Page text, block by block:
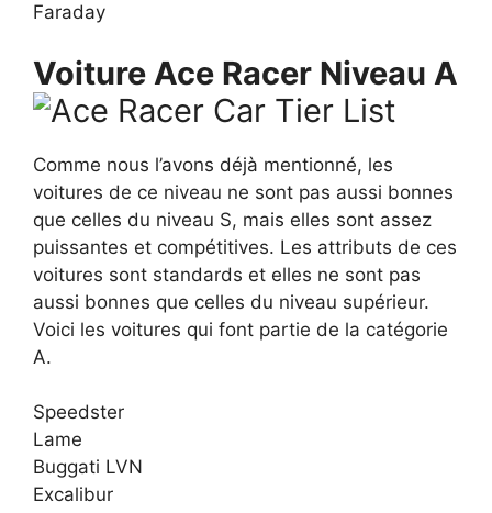
Faraday
Voiture Ace Racer Niveau A
Comme nous l’avons déjà mentionné, les
voitures de ce niveau ne sont pas aussi bonnes
que celles du niveau S, mais elles sont assez
puissantes et compétitives. Les attributs de ces
voitures sont standards et elles ne sont pas
aussi bonnes que celles du niveau supérieur.
Voici les voitures qui font partie de la catégorie
A.
Speedster
Lame
Buggati LVN
Excalibur